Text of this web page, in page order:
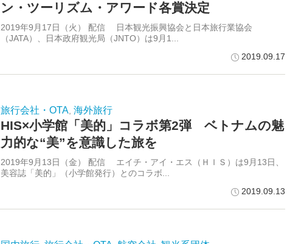
ン・ツーリズム・アワード各賞決定
2019年9月17日（火） 配信 日本観光振興協会と日本旅行業協会
（JATA）、日本政府観光局（JNTO）は9月1...
2019.09.17
旅行会社・OTA, 海外旅行
HIS×小学館「美的」コラボ第2弾 ベトナムの魅
力的な“美”を意識した旅を
2019年9月13日（金） 配信 エイチ・アイ・エス（ＨＩＳ）は9月13日、
美容誌「美的」（小学館発行）とのコラボ...
2019.09.13